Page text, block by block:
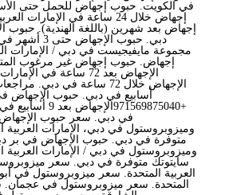
إجهاض خلال 24 ساعة في
إجهاض بعد شهرين (باللغة الهندية).
الإجهاض بعد 72 ساعة في
أسابيع في دبي. حبوب الإجهاض
في دبي. سعر حبوب
وميزوبروستول في دبي، الإمارات العربية
متوفرة في دبي. حبوب الإجهاض في بر
وميزوبروستول في دبي / الإمارات العربية
سايتوتك متوفرة في دبي. سعر
العربية المتحدة. سعر ميزوبروستول في
المتحدة. سعر ميزوبروستول في